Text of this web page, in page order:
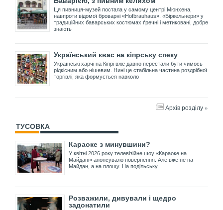
Ця пивниця-музей постала у самому центрі Мюнхена,
навпроти відомої броварні «Hofbrauhaus». «Біркельнери» у
традиційних баварських костюмах ґречні і метиковані, добре
знають
Український квас на кіпрську спеку
Українські харчі на Кіпрі вже давно перестали бути чимось
рідкісним або нішевим. Нині це стабільна частина роздрібної
торгівлі, яка формується навколо
Архів розділу »
ТУСОВКА
Караоке з минувшини?
У квітні 2026 року телевізійне шоу «Караоке на
Майдані» анонсувало повернення. Але вже не на
Майдан, а на площу. На подільську
Розважили, дивували і щедро
задонатили